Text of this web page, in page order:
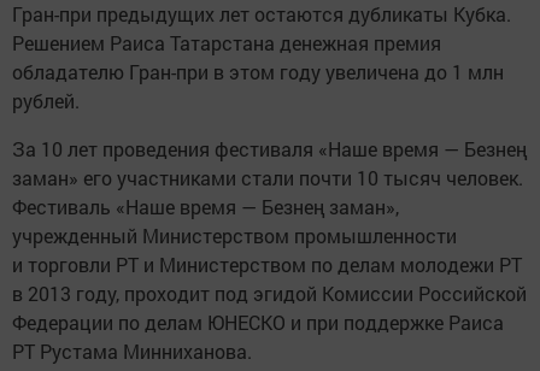
Гран-при предыдущих лет остаются дубликаты Кубка.
Решением Раиса Татарстана денежная премия
обладателю Гран-при в этом году увеличена до 1 млн
рублей.
За 10 лет проведения фестиваля «Наше время — Безнең
заман» его участниками стали почти 10 тысяч человек.
Фестиваль «Наше время — Безнең заман»,
учрежденный Министерством промышленности
и торговли РТ и Министерством по делам молодежи РТ
в 2013 году, проходит под эгидой Комиссии Российской
Федерации по делам ЮНЕСКО и при поддержке Раиса
РТ Рустама Минниханова.